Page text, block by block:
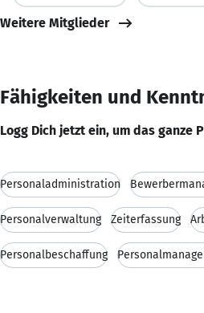
Weitere Mitglieder
Fähigkeiten und
Logg Dich jetzt ein, um das ganze
Personaladministration
Personalverwaltung Zeiterfassung
Personalbeschaffung